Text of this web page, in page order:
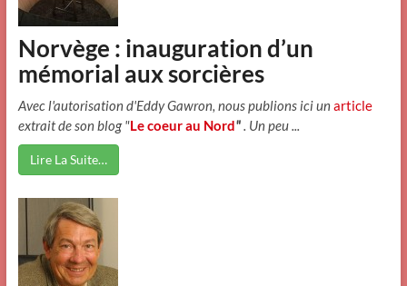
Norvège : inauguration d’un
mémorial aux sorcières
Avec l'autorisation d'Eddy Gawron, nous publions ici unarticle
extrait de son blog "Le coeur au Nord". Un peu ...
Lire La Suite…